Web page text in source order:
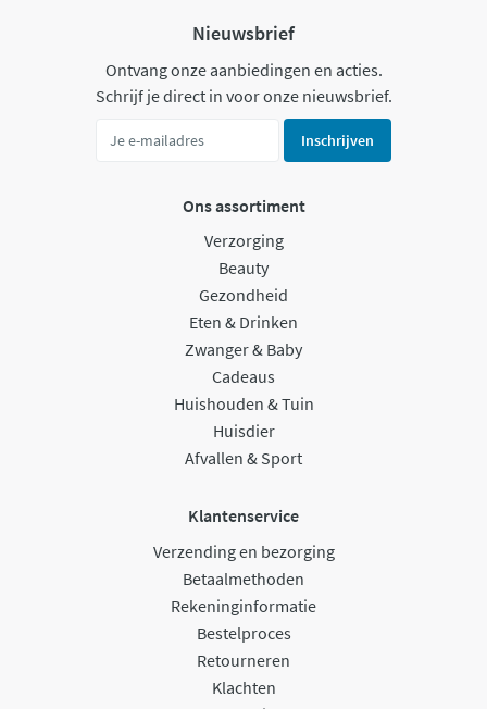
Nieuwsbrief
Ontvang onze aanbiedingen en acties.
Schrijf je direct in voor onze nieuwsbrief.
Inschrijven
Ons assortiment
Verzorging
Beauty
Gezondheid
Eten & Drinken
Zwanger & Baby
Cadeaus
Huishouden & Tuin
Huisdier
Afvallen & Sport
Klantenservice
Verzending en bezorging
Betaalmethoden
Rekeninginformatie
Bestelproces
Retourneren
Klachten